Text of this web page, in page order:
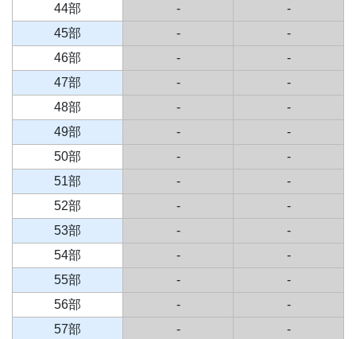
44部
-
-
45部
-
-
46部
-
-
47部
-
-
48部
-
-
49部
-
-
50部
-
-
51部
-
-
52部
-
-
53部
-
-
54部
-
-
55部
-
-
56部
-
-
57部
- -